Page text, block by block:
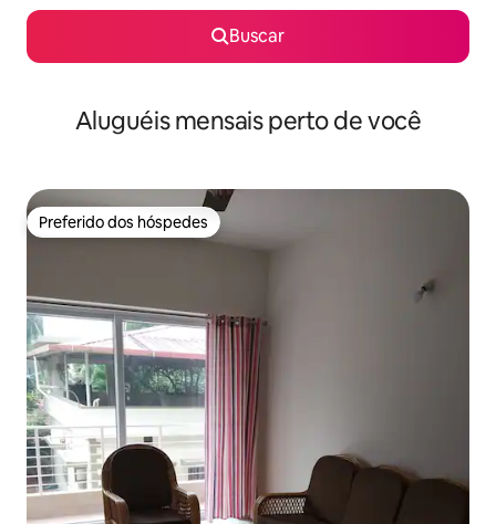
Buscar
Aluguéis mensais perto de você
Preferido dos hóspedes
Preferido dos hóspedes